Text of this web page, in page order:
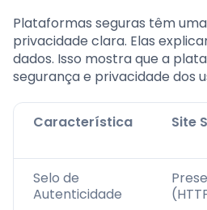
Plataformas seguras têm
privacidade clara. Elas
dados. Isso mostra que a
segurança e privacidade dos
Característica Site
Selo de
Autenticidade